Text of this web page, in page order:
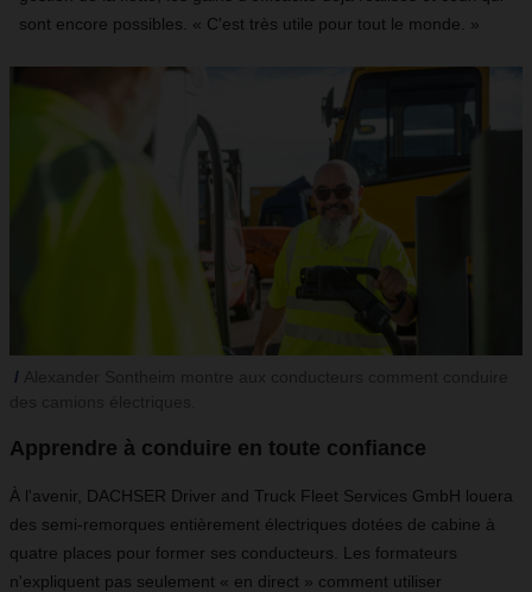
sont encore possibles. « C'est très utile pour tout le monde. »
Apprendre à conduire en toute confiance
À l'avenir, DACHSER Driver and Truck Fleet Services GmbH louera
des semi-remorques entièrement électriques dotées de cabine à
quatre places pour former ses conducteurs. Les formateurs
n'expliquent pas seulement « en direct » comment utiliser